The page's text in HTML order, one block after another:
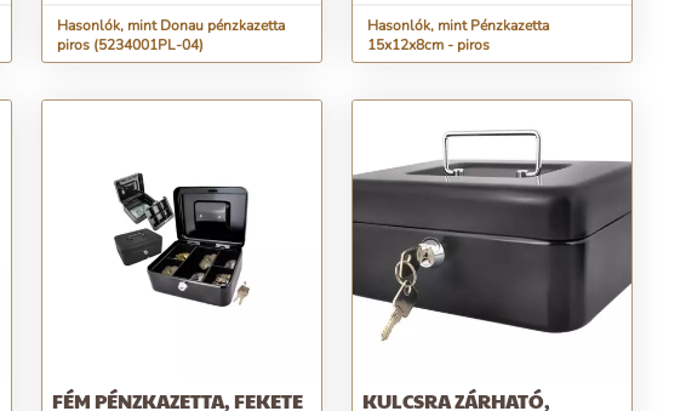
Hasonlók, mint Donau pénzkazetta
piros (5234001PL-04)
Hasonlók, mint Pénzkazetta
15x12x8cm - piros
FÉM PÉNZKAZETTA, FEKETE
KULCSRA ZÁRHATÓ,